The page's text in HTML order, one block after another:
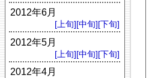
2012年6月
[上旬][中旬][下旬]
2012年5月
[上旬][中旬][下旬]
2012年4月